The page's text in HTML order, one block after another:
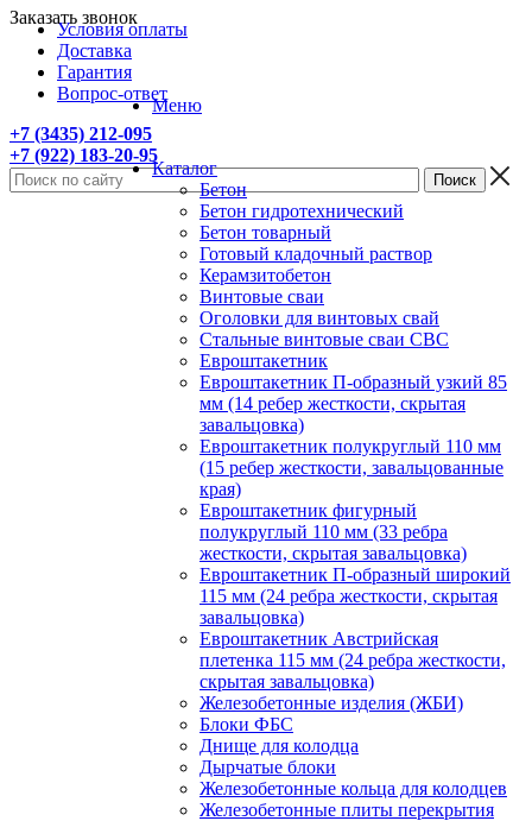
Условия оплаты
Доставка
Гарантия
Вопрос-ответ
+7 (3435) 212-095
+7 (922) 183-20-95
Заказать звонок
Меню
Каталог
Бетон
Бетон гидротехнический
Бетон товарный
Готовый кладочный раствор
Керамзитобетон
Винтовые сваи
Оголовки для винтовых свай
Стальные винтовые сваи СВС
Евроштакетник
Евроштакетник П-образный узкий 85
мм (14 ребер жесткости, скрытая
завальцовка)
Евроштакетник полукруглый 110 мм
(15 ребер жесткости, завальцованные
края)
Евроштакетник фигурный
полукруглый 110 мм (33 ребра
жесткости, скрытая завальцовка)
Евроштакетник П-образный широкий
115 мм (24 ребра жесткости, скрытая
завальцовка)
Евроштакетник Австрийская
плетенка 115 мм (24 ребра жесткости,
скрытая завальцовка)
Железобетонные изделия (ЖБИ)
Блоки ФБС
Днище для колодца
Дырчатые блоки
Железобетонные кольца для колодцев
Железобетонные плиты перекрытия